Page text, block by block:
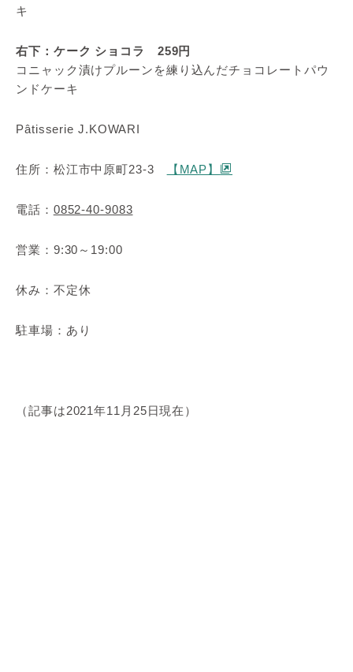
キ
右下：ケーク ショコラ 259円
コニャック漬けプルーンを練り込んだチョコレートパウ
ンドケーキ
Pâtisserie J.KOWARI
住所：松江市中原町23-3 【MAP】
電話： 0852-40-9083
営業：9:30～19:00
休み：不定休
駐車場：あり
（記事は2021年11月25日現在）